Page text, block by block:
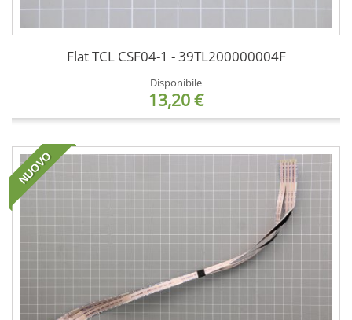
Flat TCL CSF04-1 - 39TL200000004F
Disponibile
13,20 €
NUOVO